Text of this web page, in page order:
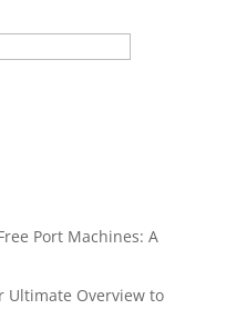
Port Machines: A
Ultimate Overview to